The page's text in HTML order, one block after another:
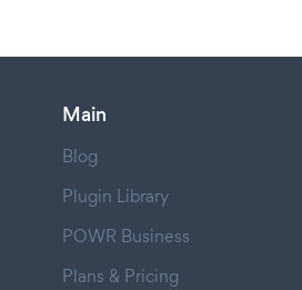
Main
Blog
Plugin Library
POWR Business
Plans & Pricing